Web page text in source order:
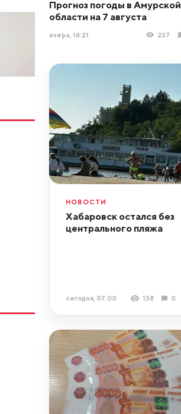
Прогноз погоды в Амурской
области на 7 августа
вчера, 14:21 237
НОВОСТИ
Хабаровск остался без
центрального пляжа
сегодня, 07:00 138 0